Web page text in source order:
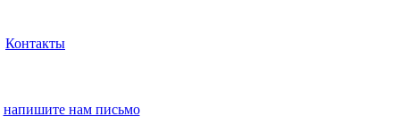
Контакты
напишите нам письмо